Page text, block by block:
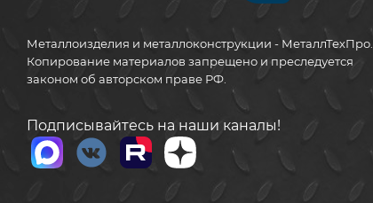
Металлоизделия и металлоконструкции - МеталлТехПро.
Копирование материалов запрещено и преследуется
законом об авторском праве РФ.
Подписывайтесь на наши каналы!